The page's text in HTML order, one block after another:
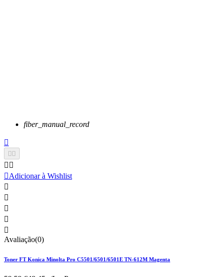
fiber_manual_record

 
 
Adicionar à Wishlist





Avaliação(0)
Toner FT Konica Minolta Pro C5501/6501/6501E TN-612M Magenta